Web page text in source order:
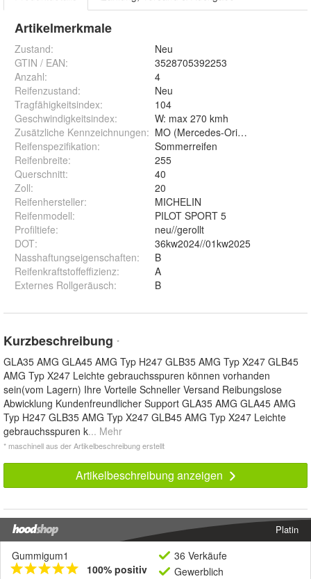
Artikelmerkmale
Zustand:
Neu
GTIN / EAN:
3528705392253
Anzahl:
4
Reifenzustand:
Neu
Tragfähigkeitsindex:
104
Geschwindigkeitsindex:
W: max 270 kmh
Zusätzliche Kennzeichnungen: MO (Mercedes-Original), XL
Reifenspezifikation:
Sommerreifen
Reifenbreite:
255
Querschnitt:
40
Zoll:
20
Reifenhersteller:
MICHELIN
Reifenmodell:
PILOT SPORT 5
Profiltiefe:
neu//gerollt
DOT:
36kw2024//01kw2025
Nasshaftungseigenschaften:
B
Reifenkraftstoffeffizienz:
A
Externes Rollgeräusch: B
Kurzbeschreibung *
GLA35 AMG GLA45 AMG Typ H247 GLB35 AMG Typ X247 GLB45
AMG Typ X247 Leichte gebrauchsspuren können vorhanden
sein(vom Lagern) Ihre Vorteile Schneller Versand Reibungslose
Abwicklung Kundenfreundlicher Support GLA35 AMG GLA45 AMG
Typ H247 GLB35 AMG Typ X247 GLB45 AMG Typ X247 Leichte
gebrauchsspuren k... Mehr
* maschinell aus der Artikelbeschreibung erstellt
Artikelbeschreibung anzeigen
Platin
Gummigum1
100% positiv
36 Verkäufe
Gewerblich